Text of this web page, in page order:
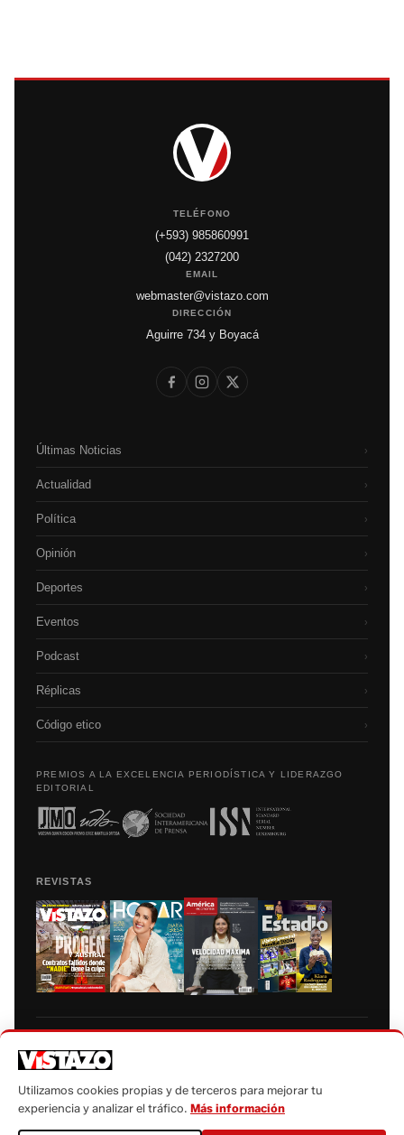
TELÉFONO
(+593) 985860991
(042) 2327200
EMAIL
webmaster@vistazo.com
DIRECCIÓN
Aguirre 734 y Boyacá
Últimas Noticias ›
Actualidad ›
Política ›
Opinión ›
Deportes ›
Eventos ›
Podcast ›
Réplicas ›
Código etico ›
PREMIOS A LA EXCELENCIA PERIODÍSTICA Y LIDERAZGO
EDITORIAL
REVISTAS
autorización escrita de su titular, de todos los contenidos de Vistazo.com.
Utilizamos cookies propias y de terceros para mejorar tu
experiencia y analizar el tráfico. Más información